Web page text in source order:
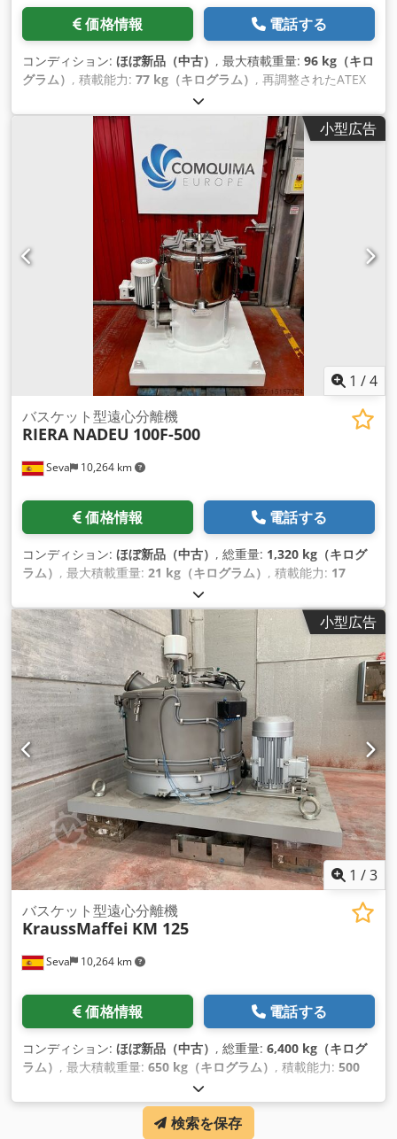
価格情報 電話する
コンディション: ほぼ新品（中古） , 最大積載重量: 96 kg（キロ
グラム） , 積載能力: 77 kg（キログラム） , 再調整されたATEX
遠心分離機、モデルSCA-700。 Cjdpforrwclox Aavsha
小型広告
1 /4
Seva 10,264 km
バスケット型遠心分離機
RIERA NADEU 100F-500
価格情報 電話する
コンディション: ほぼ新品（中古） , 総重量: 1,320 kg（キログ
ラム） , 最大積載重量: 21 kg（キログラム） , 積載能力: 17
, 慣性の版の上の改装された縦シャフトのバ
スケットの遠心分離機は袋が付いている上の排出を取付けまし
た。 Codpfx Ajrrwdmsaveha RIERA NADEU 製モデル 100F-
500 製品に接触する部品はすべて AISI 316L ステンレス鋼製で
す。 サスペンション：4つの防振マウントを備えた慣性プレー
ト上の剛性タイプ遠心分離機。 蓋：5個の手動開閉ロック付
き、油圧ピストンによる蓋開閉（油圧パワーユニットを含
む）、2個の平らな覗き穴、N2インレットフィッティ ング、洗
浄チューブとローディングチューブの接続付き。 トランスミッ
ション： 4 kW ATEX電動モーター 証券：空気圧式蓋開閉安全
ピストン、蓋開閉安全ピストン検出器、蓋開検出器、機械とモ
ーターの回転計検出器（接続ボックスを含む）、ベア リングコ
ラムの温度プローブ、DCM質量連続システム
小型広告
1 /3
Seva 10,264 km
バスケット型遠心分離機
KraussMaffei KM 125
価格情報 電話する
コンディション: ほぼ新品（中古） , 総重量: 6,400 kg（キログ
ラム） , 最大積載重量: 650 kg（キログラム） , 積載能力: 500
, 垂直バスケット型底部排出型遠心分離機
（慣性板スクレーパー付き KRAUSS MAFFEI製KM 125型。 AISI
316L接液部。 サスペンション: 慣性板上のリジッドタイプ遠心
検索を保存